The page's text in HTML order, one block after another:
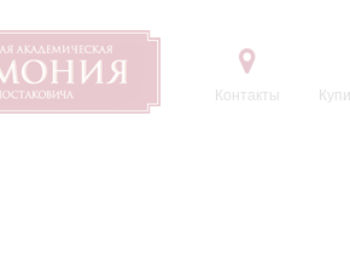
Контакты